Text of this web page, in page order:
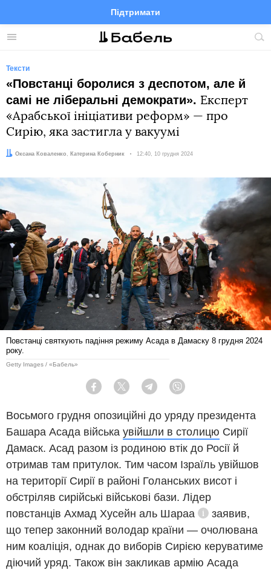
Меню
Підтримати
FacebookTelegramTwitter
Тексти
«Повстанці боролися з деспотом, але й
самі не ліберальні демократи». Експерт
«Арабської ініціативи реформ» — про
Сирію, яка застигла у вакуумі
Автор:
Оксана Коваленко
Редактор: Катерина Коберник Дата:
12:40, 10 грудня 2024
Повстанці святкують падіння режиму Асада в Дамаску 8 грудня 2024
року.
Getty Images / «Бабель»
Facebook Twitter Telegram
Восьмого грудня опозиційні до уряду президента
Башара Асада війська увійшли в столицю Сирії
Дамаск. Асад разом із родиною втік до Росії й
отримав там притулок. Тим часом Ізраїль увійшов
на території Сирії в районі Голанських висот і
обстріляв сирійські військові бази. Лідер
повстанців Ахмад Хусейн аль Шараа
Довідка
заявив,
що тепер законний володар країни — очолювана
ним коаліція, однак до виборів Сирією керуватиме
діючий уряд. Також він закликав армію Асада